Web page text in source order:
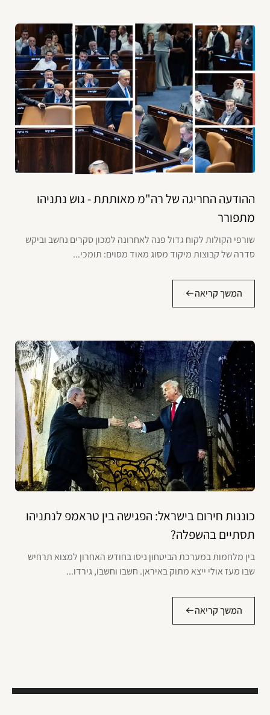
ההודעה החריגה של רה"מ מאותתת - גוש נתניהו
מתפורר
שורפי הקולות לקוח גדול פנה לאחרונה למכון סקרים נחשב וביקש
סדרה של קבוצות מיקוד מסוג מאוד מסוים: תומכי...
המשך קריאה
כוננות חירום בישראל: הפגישה בין טראמפ לנתניהו
תסתיים בהשפלה?
בין מלחמות במערכת הביטחון ניסו בחודש האחרון למצוא תרחיש
שבו מעז אולי ייצא מתוק באיראן. חשבו וחשבו, גירדו...
המשך קריאה